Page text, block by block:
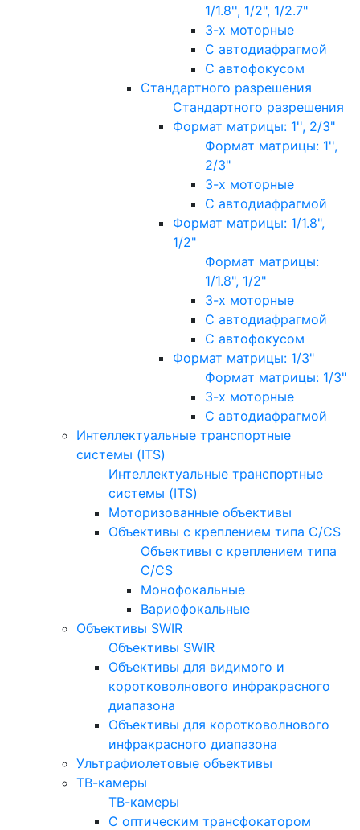
1/1.8'', 1/2", 1/2.7"
3-х моторные
С автодиафрагмой
С автофокусом
Стандартного разрешения
Стандартного разрешения
Формат матрицы: 1'', 2/3"
Формат матрицы: 1'',
2/3"
3-х моторные
С автодиафрагмой
Формат матрицы: 1/1.8",
1/2"
Формат матрицы:
1/1.8", 1/2"
3-х моторные
С автодиафрагмой
С автофокусом
Формат матрицы: 1/3"
Формат матрицы: 1/3"
3-х моторные
С автодиафрагмой
Интеллектуальные транспортные
системы (ITS)
Интеллектуальные транспортные
системы (ITS)
Моторизованные объективы
Объективы с креплением типа C/CS
Объективы с креплением типа
C/CS
Монофокальные
Вариофокальные
Объективы SWIR
Объективы SWIR
Объективы для видимого и
коротковолнового инфракрасного
диапазона
Объективы для коротковолнового
инфракрасного диапазона
Ультрафиолетовые объективы
ТВ-камеры
ТВ-камеры
С оптическим трансфокатором